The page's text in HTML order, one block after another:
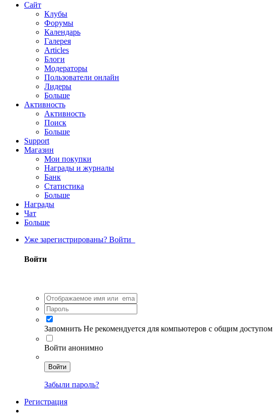
Сайт
Клубы
Форумы
Календарь
Галерея
Articles
Блоги
Модераторы
Пользователи онлайн
Лидеры
Больше
Активность
Активность
Поиск
Больше
Support
Магазин
Мои покупки
Награды и журналы
Банк
Статистика
Больше
Награды
Чат
Больше
Уже зарегистрированы? Войти
Войти
Запомнить Не рекомендуется для компьютеров с общим доступом
Войти анонимно
Войти
Забыли пароль?
Регистрация